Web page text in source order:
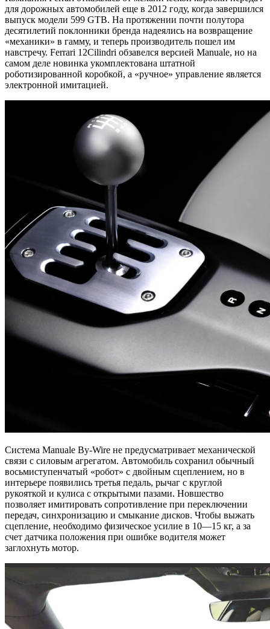
для дорожных автомобилей еще в 2012 году, когда завершился
выпуск модели 599 GTB. На протяжении почти полутора
десятилетий поклонники бренда надеялись на возвращение
«механики» в гамму, и теперь производитель пошел им
навстречу. Ferrari 12Cilindri обзавелся версией Manuale, но на
самом деле новинка укомплектована штатной
роботизированной коробкой, а «ручное» управление является
электронной имитацией.
Система Manuale By-Wire не предусматривает механической
связи с силовым агрегатом. Автомобиль сохранил обычный
восьмиступенчатый «робот» с двойным сцеплением, но в
интерьере появились третья педаль, рычаг с круглой
рукояткой и кулиса с открытыми пазами. Новшество
позволяет имитировать сопротивление при переключении
передач, синхронизацию и смыкание дисков. Чтобы выжать
сцепление, необходимо физическое усилие в 10—15 кг, а за
счет датчика положения при ошибке водителя может
заглохнуть мотор.